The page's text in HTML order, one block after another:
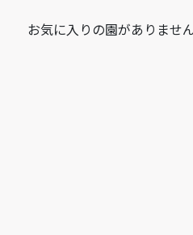
お気に入りの園がありませ